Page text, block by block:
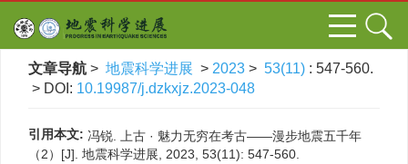
文章导航 > 地震科学进展 > 2023 > 53(11) : 547-560.
> DOI: 10.19987/j.dzkxjz.2023-048
引用本文: 冯锐. 上古 · 魅力无穷在考古——漫步地震五千年
（2）[J]. 地震科学进展, 2023, 53(11): 547-560.